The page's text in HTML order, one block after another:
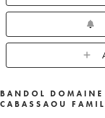
BANDOL DOMAINE
CABASSAOU